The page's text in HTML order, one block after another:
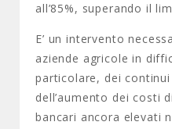
all’85%, superando il
E’ un intervento
aziende agricole in
particolare, dei
dell’aumento dei costi
bancari ancora elevati